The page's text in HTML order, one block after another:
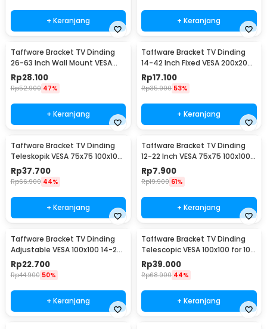
+ Keranjang + Keranjang
Taffware Bracket TV Dinding
26-63 Inch Wall Mount VESA
400x400 - B41
Rp28.100
Rp52.900 47%
+ Keranjang
Taffware Bracket TV Dinding
14-42 Inch Fixed VESA 200x200
Beban 25kg - HD601
Rp17.100
Rp35.900 53%
+ Keranjang
Taffware Bracket TV Dinding
Teleskopik VESA 75x75 100x100
10-32 Inch - HY-210
Rp37.700
Rp66.900 44%
+ Keranjang
Taffware Bracket TV Dinding
12-22 Inch VESA 75x75 100x100
8kg
Rp7.900
Rp19.900 61%
+ Keranjang
Taffware Bracket TV Dinding
Adjustable VESA 100x100 14-24
Inch - TV-W24
Rp22.700
Rp44.900 50%
+ Keranjang
Taffware Bracket TV Dinding
Telescopic VESA 100x100 for 10-
26 Inch TV - X-100
Rp39.000
Rp68.900 44%
+ Keranjang